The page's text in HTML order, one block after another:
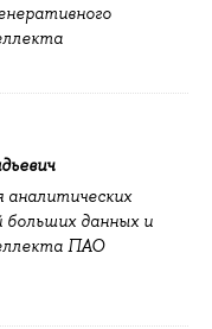
аналитических
больших данных и
ПАО